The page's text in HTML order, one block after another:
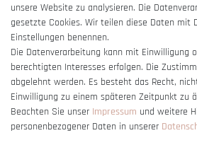
Vertrag
unsere Website zu analysieren. Die
gesetzte Cookies. Wir teilen diese Daten mit
Einstellungen benennen.
Die Datenverarbeitung kann mit Einwilligung
berechtigten Interesses erfolgen. Die
abgelehnt werden. Es besteht das Recht,
Einwilligung zu einem späteren Zeitpunkt zu
Beachten Sie unser Impressum und weitere
personenbezogener Daten in unserer